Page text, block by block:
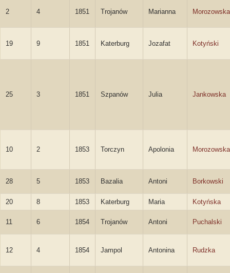
2 4 1851 Trojanów Marianna Morozowska
19 9 1851 Katerburg Jozafat Kotyński
25 3 1851 Szpanów Julia Jankowska
10 2 1853 Torczyn Apolonia Morozowska
28 5 1853 Bazalia Antoni Borkowski
20 8 1853 Katerburg Maria Kotyńska
11 6 1854 Trojanów Antoni Puchalski
12 4 1854 Jampol Antonina Rudzka